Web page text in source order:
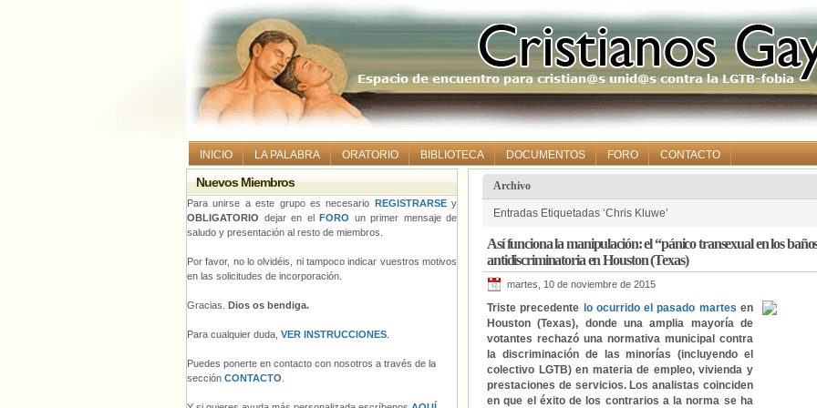
INICIO LA PALABRA ORATORIO BIBLIOTECA DOCUMENTOS FORO CONTACTO
Archivo
Entradas Etiquetadas ‘Chris Kluwe’
Así funciona la manipulación: el “pánico transexual en los
antidiscriminatoria en Houston (Texas)
martes, 10 de noviembre de 2015
Triste precedente lo ocurrido el pasado martes en
Houston (Texas), donde una amplia mayoría de
votantes rechazó una normativa municipal contra
la discriminación de las minorías (incluyendo el
colectivo LGTB) en materia de empleo, vivienda y
prestaciones de servicios. Los analistas coinciden
en que el éxito de los contrarios a la norma se ha
Nuevos Miembros
Para unirse a este grupo es necesario REGISTRARSEy
OBLIGATORIO dejar en el FORO un primer mensaje de
saludo y presentación al resto de miembros.
Por favor, no lo olvidéis, ni tampoco indicar vuestros motivos
en las solicitudes de incorporación.
Gracias. Dios os bendiga.
Para cualquier duda, VER INSTRUCCIONES
Puedes ponerte en contacto con nosotros a través de la
sección CONTACTO